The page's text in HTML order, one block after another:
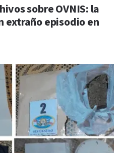
sobre OVNIS: la
extraño episodio en